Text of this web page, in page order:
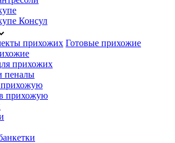
Консул
прихожих Готовые прихожие
прихожих
прихожую